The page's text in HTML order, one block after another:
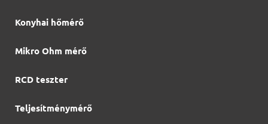
Konyhai hőmérő
Mikro Ohm mérő
RCD teszter
Teljesítménymérő